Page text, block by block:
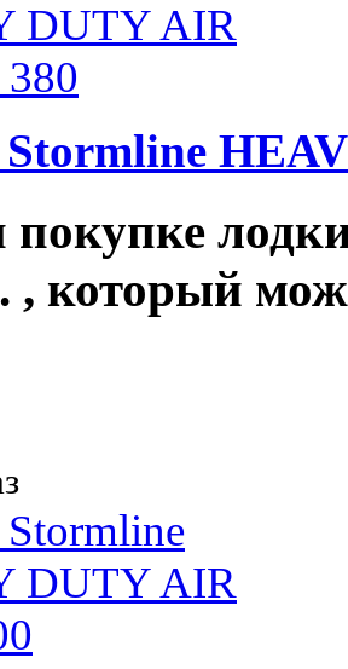
покупке
, который